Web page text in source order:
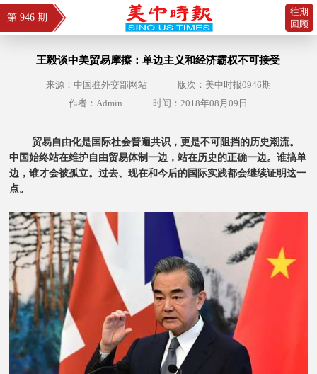
第 946 期
往期
回顾
王毅谈中美贸易摩擦：单边主义和经济霸权不可接受
来源：中国驻外交部网站
版次：美中时报0946期
作者：Admin
时间：2018年08月09日
贸易自由化是国际社会普遍共识，更是不可阻挡的历史潮流。
中国始终站在维护自由贸易体制一边，站在历史的正确一边。谁搞单
边，谁才会被孤立。过去、现在和今后的国际实践都会继续证明这一
点。